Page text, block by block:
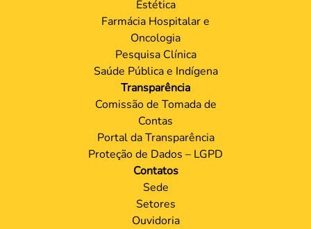
Estética
Farmácia Hospitalar e
Oncologia
Pesquisa Clínica
Saúde Pública e Indígena
Transparência
Comissão de Tomada de
Contas
Portal da Transparência
Proteção de Dados – LGPD
Contatos
Sede
Setores
Ouvidoria